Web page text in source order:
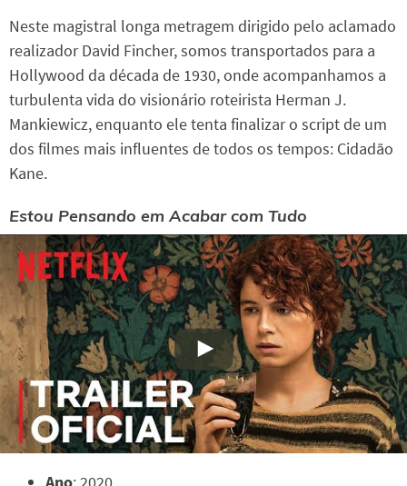
Neste magistral longa metragem dirigido pelo aclamado
realizador David Fincher, somos transportados para a
Hollywood da década de 1930, onde acompanhamos a
turbulenta vida do visionário roteirista Herman J.
Mankiewicz, enquanto ele tenta finalizar o script de um
dos filmes mais influentes de todos os tempos: Cidadão
Kane.
Estou Pensando em Acabar com Tudo